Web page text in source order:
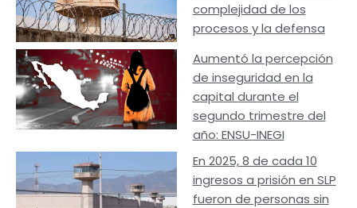
complejidad de los
procesos y la defensa
Aumentó la percepción
de inseguridad en la
capital durante el
segundo trimestre del
año: ENSU-INEGI
En 2025, 8 de cada 10
ingresos a prisión en SLP
fueron de personas sin